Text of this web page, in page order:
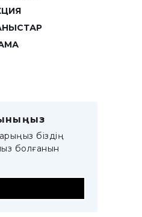
біздің
болғанын